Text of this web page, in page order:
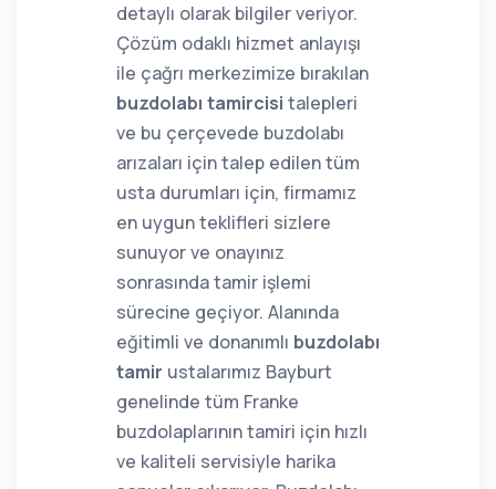
detaylı olarak bilgiler veriyor.
Çözüm odaklı hizmet anlayışı
ile çağrı merkezimize bırakılan
buzdolabı tamircisi talepleri
ve bu çerçevede buzdolabı
arızaları için talep edilen tüm
usta durumları için, firmamız
en uygun teklifleri sizlere
sunuyor ve onayınız
sonrasında tamir işlemi
sürecine geçiyor. Alanında
eğitimli ve donanımlı buzdolabı
tamir ustalarımız Bayburt
genelinde tüm Franke
buzdolaplarının tamiri için hızlı
ve kaliteli servisiyle harika